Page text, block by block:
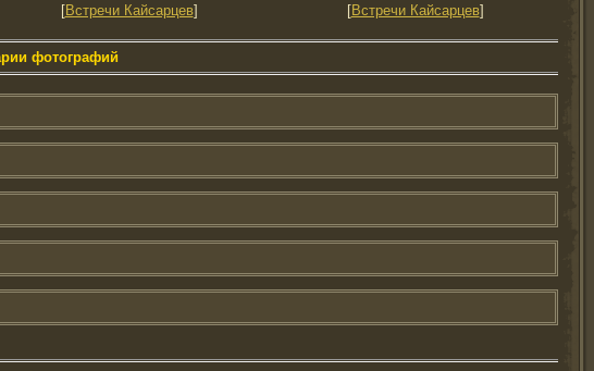
[Встречи Кайсарцев] [Встречи Кайсарцев]
фотографий